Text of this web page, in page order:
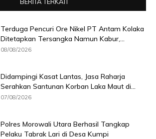
Terduga Pencuri Ore Nikel PT Antam Kolaka
Ditetapkan Tersangka Namun Kabur,...
08/08/2026
Didampingi Kasat Lantas, Jasa Raharja
Serahkan Santunan Korban Laka Maut di...
07/08/2026
Polres Morowali Utara Berhasil Tangkap
Pelaku Tabrak Lari di Desa Kumpi